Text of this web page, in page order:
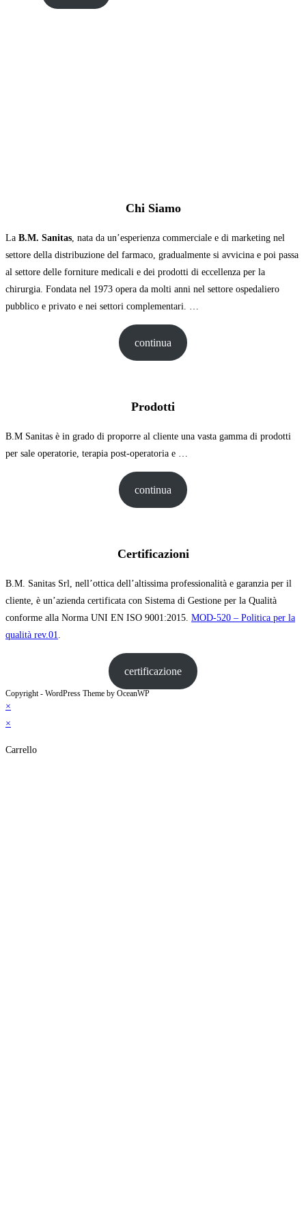
Chi Siamo
La B.M. Sanitas, nata da un’esperienza commerciale e di marketing nel
settore della distribuzione del farmaco, gradualmente si avvicina e poi passa
al settore delle forniture medicali e dei prodotti di eccellenza per la
chirurgia. Fondata nel 1973 opera da molti anni nel settore ospedaliero
pubblico e privato e nei settori complementari. …
continua
Prodotti
B.M Sanitas è in grado di proporre al cliente una vasta gamma di prodotti
per sale operatorie, terapia post-operatoria e …
continua
Certificazioni
B.M. Sanitas Srl, nell’ottica dell’altissima professionalità e garanzia per il
cliente, è un’azienda certificata con Sistema di Gestione per la Qualità
conforme alla Norma UNI EN ISO 9001:2015. MOD-520 – Politica per la
qualità rev.01.
certificazione
Copyright - WordPress Theme by OceanWP
×
×
Carrello